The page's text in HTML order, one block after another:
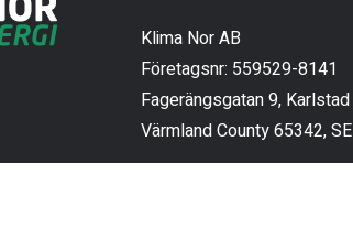
Klima Nor AB
Företagsnr: 559529-8141
Fagerängsgatan 9, Karlstad
Värmland County 65342, SE